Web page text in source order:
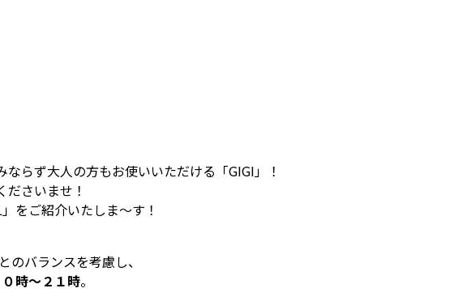
らず大人の方もお使いいただける「GIGI」！
さいませ！
をご紹介いたしま～す！
バランスを考慮し、
時～２１時。